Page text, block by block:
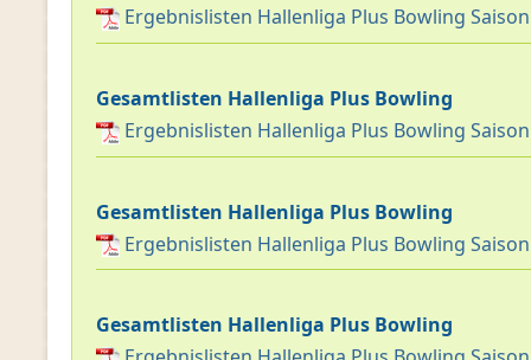
Ergebnislisten Hallenliga Plus Bowling
Gesamtlisten Hallenliga Plus Bowling
Ergebnislisten Hallenliga Plus Bowling
Gesamtlisten Hallenliga Plus Bowling
Ergebnislisten Hallenliga Plus Bowling
Gesamtlisten Hallenliga Plus Bowling